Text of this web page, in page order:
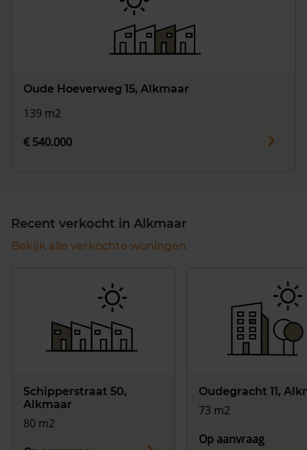
Oude Hoeverweg 15, Alkmaar
139 m2
€ 540.000
Recent verkocht in Alkmaar
Bekijk alle verkochte woningen
Schipperstraat 50,
Alkmaar
80 m2
Oudegracht 11,
73 m2
Op aanvraag